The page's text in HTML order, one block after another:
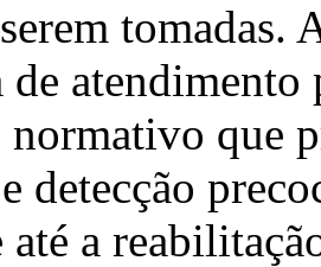
tomadas.
de
que
detecção
até a